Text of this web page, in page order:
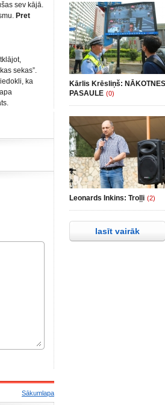
sev kājā.
Pret
sekas”.
ka
Sākumlapa
Kārlis Krēsliņš: NĀKOTNES
PASAULE (0)
Leonards Inkins: Troļļi (2)
lasīt vairāk